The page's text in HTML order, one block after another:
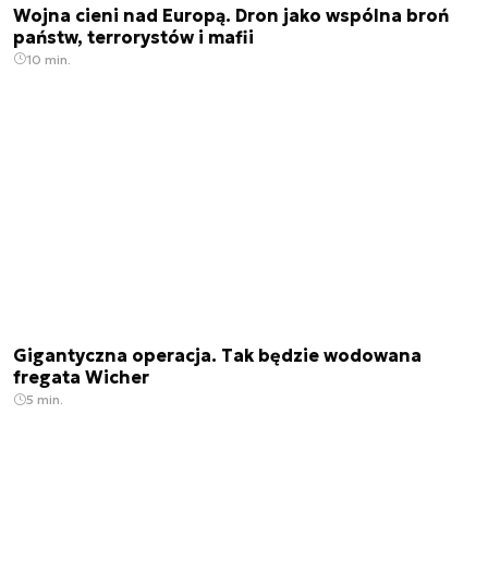
Wojna cieni nad Europą. Dron jako wspólna broń
państw, terrorystów i mafii
10 min.
Gigantyczna operacja. Tak będzie wodowana
fregata Wicher
5 min.